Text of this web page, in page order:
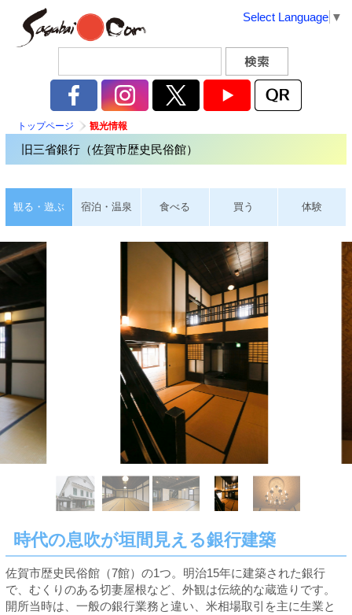
Select Language ▼
トップページ 観光情報
旧三省銀行（佐賀市歴史民俗館）
観る・遊ぶ 宿泊・温泉 食べる 買う 体験
時代の息吹が垣間見える銀行建築
佐賀市歴史民俗館（7館）の1つ。明治15年に建築された銀行
で、むくりのある切妻屋根など、外観は伝統的な蔵造りです。
開所当時は、一般の銀行業務と違い、米相場取引を主に生業と